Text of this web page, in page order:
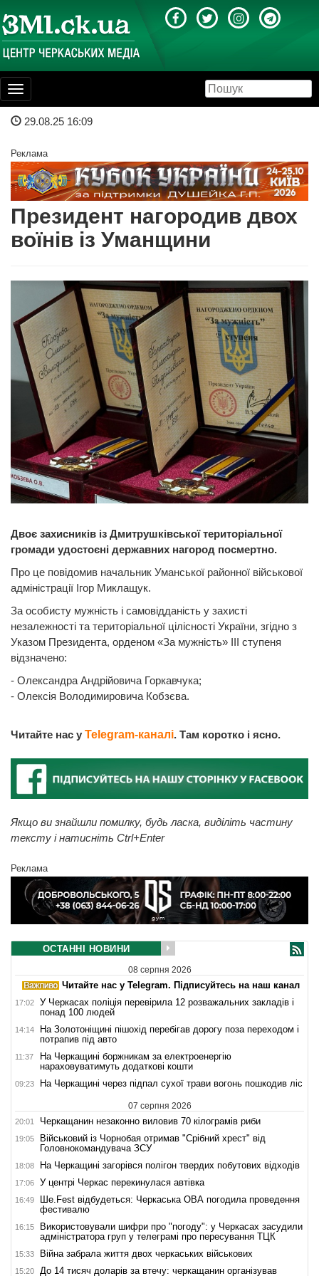
Toggle
navigation
29.08.25 16:09
Реклама
Президент нагородив двох
воїнів із Уманщини
Двоє захисників із Дмитрушківської територіальної
громади удостоєні державних нагород посмертно.
Про це повідомив начальник Уманської районної військової
адміністрації Ігор Миклащук.
За особисту мужність і самовідданість у захисті
незалежності та територіальної цілісності України, згідно з
Указом Президента, орденом «За мужність» ІІІ ступеня
відзначено:
- Олександра Андрійовича Горкавчука;
- Олексія Володимировича Кобзєва.
Читайте нас у Telegram-каналі. Там коротко і ясно.
Якщо ви знайшли помилку, будь ласка, виділіть частину
тексту і натисніть Ctrl+Enter
Реклама
ОСТАННІ НОВИНИ
08 серпня 2026
Читайте нас у Telegram. Підписуйтесь на наш канал
17:02
У Черкасах поліція перевірила 12 розважальних закладів і
понад 100 людей
14:14
На Золотоніщині пішохід перебігав дорогу поза переходом і
потрапив під авто
11:37
На Черкащині боржникам за електроенергію
нараховуватимуть додаткові кошти
09:23 На Черкащині через підпал сухої трави вогонь пошкодив ліс
07 серпня 2026
20:01 Черкащанин незаконно виловив 70 кілограмів риби
19:05
Військовий із Чорнобая отримав "Срібний хрест" від
Головнокомандувача ЗСУ
18:08 На Черкащині загорівся полігон твердих побутових відходів
17:06 У центрі Черкас перекинулася автівка
16:49
Ше.Fest відбудеться: Черкаська ОВА погодила проведення
фестивалю
16:15
Використовували шифри про "погоду": у Черкасах засудили
адміністратора груп у телеграмі про пересування ТЦК
15:33 Війна забрала життя двох черкаських військових
15:20
До 14 тисяч доларів за втечу: черкащанин організував